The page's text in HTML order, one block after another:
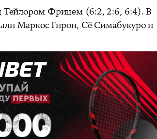
Тейлором Фрицем (6:2, 2:6, 6:4). В
Маркос Гирон, Сё Симабукуро и